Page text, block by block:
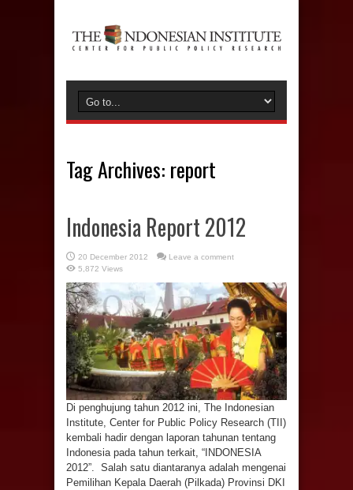
Tag Archives: report
Indonesia Report 2012
20 December 2012
Leave a comment
5,872 Views
Di penghujung tahun 2012 ini, The Indonesian
Institute, Center for Public Policy Research (TII)
kembali hadir dengan laporan tahunan tentang
Indonesia pada tahun terkait, “INDONESIA
2012”. Salah satu diantaranya adalah mengenai
Pemilihan Kepala Daerah (Pilkada) Provinsi DKI